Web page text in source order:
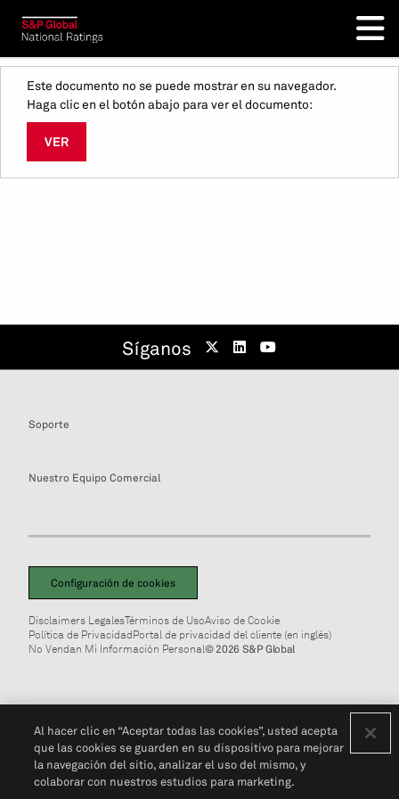
Este documento no se puede mostrar en su navegador.
Haga clic en el botón abajo para ver el documento:
VER
Síganos
Soporte
Nuestro Equipo Comercial
Configuración de cookies
Disclaimers LegalesTérminos de UsoAviso de Cookie
Política de PrivacidadPortal de privacidad del cliente (en inglés)
No Vendan Mi Información Personal© 2026 S&P Global
Al hacer clic en “Aceptar todas las cookies”, usted acepta
que las cookies se guarden en su dispositivo para mejorar
la navegación del sitio, analizar el uso del mismo, y
colaborar con nuestros estudios para marketing.